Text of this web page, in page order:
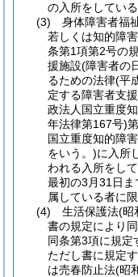
の入所をしてい
(3) 身体障害者福
若しくは知的障
条第1項第2号の
援施設(障害者の
るための法律(平
定する障害者支
政法人国立重度
年法律第167号)
国立重度知的障
をいう。)に入所
われる入所をし
最初の3月31日ま
属している者に
(4) 生活保護法(昭
書の規定により
同条第3項に規定
ただし書に規定
は売春防止法(昭